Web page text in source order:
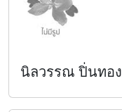
นิลวรรณ ปิ่นทอง